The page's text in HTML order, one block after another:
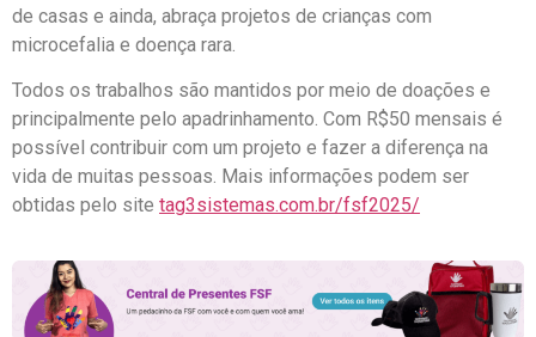
de casas e ainda, abraça projetos de crianças com
microcefalia e doença rara.
Todos os trabalhos são mantidos por meio de doações e
principalmente pelo apadrinhamento. Com R$50 mensais é
possível contribuir com um projeto e fazer a diferença na
vida de muitas pessoas. Mais informações podem ser
obtidas pelo site tag3sistemas.com.br/fsf2025/